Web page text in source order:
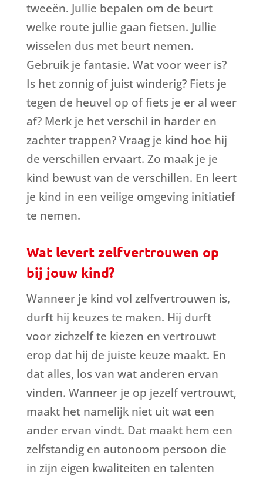
tweeën. Jullie bepalen om de beurt
welke route jullie gaan fietsen. Jullie
wisselen dus met beurt nemen.
Gebruik je fantasie. Wat voor weer is?
Is het zonnig of juist winderig? Fiets je
tegen de heuvel op of fiets je er al weer
af? Merk je het verschil in harder en
zachter trappen? Vraag je kind hoe hij
de verschillen ervaart. Zo maak je je
kind bewust van de verschillen. En leert
je kind in een veilige omgeving initiatief
te nemen.
Wat levert zelfvertrouwen op
bij jouw kind?
Wanneer je kind vol zelfvertrouwen is,
durft hij keuzes te maken. Hij durft
voor zichzelf te kiezen en vertrouwt
erop dat hij de juiste keuze maakt. En
dat alles, los van wat anderen ervan
vinden. Wanneer je op jezelf vertrouwt,
maakt het namelijk niet uit wat een
ander ervan vindt. Dat maakt hem een
zelfstandig en autonoom persoon die
in zijn eigen kwaliteiten en talenten